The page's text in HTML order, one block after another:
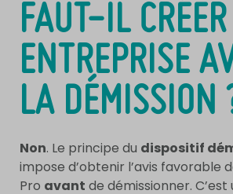
FAUT-IL
ENTREPRISE
LA DÉMISSION
Non. Le principe du dispositif
impose d’obtenir l’avis favorable
Pro avant de démissionner.